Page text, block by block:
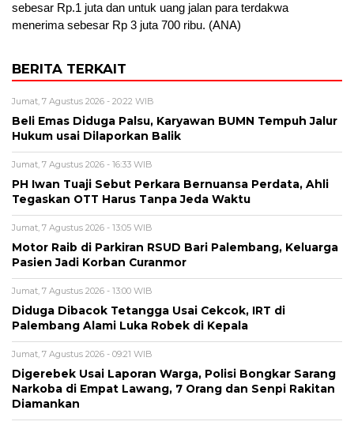
sebesar Rp.1 juta dan untuk uang jalan para terdakwa
menerima sebesar Rp 3 juta 700 ribu. (ANA)
BERITA TERKAIT
Jumat, 7 Agustus 2026 - 20:22 WIB
Beli Emas Diduga Palsu, Karyawan BUMN Tempuh Jalur
Hukum usai Dilaporkan Balik
Jumat, 7 Agustus 2026 - 16:33 WIB
PH Iwan Tuaji Sebut Perkara Bernuansa Perdata, Ahli
Tegaskan OTT Harus Tanpa Jeda Waktu
Jumat, 7 Agustus 2026 - 13:05 WIB
Motor Raib di Parkiran RSUD Bari Palembang, Keluarga
Pasien Jadi Korban Curanmor
Jumat, 7 Agustus 2026 - 13:00 WIB
Diduga Dibacok Tetangga Usai Cekcok, IRT di
Palembang Alami Luka Robek di Kepala
Jumat, 7 Agustus 2026 - 09:21 WIB
Digerebek Usai Laporan Warga, Polisi Bongkar Sarang
Narkoba di Empat Lawang, 7 Orang dan Senpi Rakitan
Diamankan